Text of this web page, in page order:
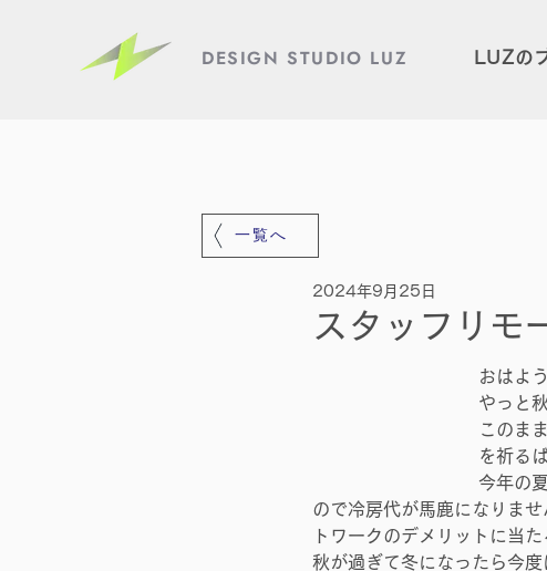
DESIGN STUDIO LUZ LUZの
一覧へ
スタッフリモ
2024年9月25日
おはよ
やっと
このま
を祈る
今年の
ので冷房代が馬鹿になりま
トワークのデメリットに当
秋が過ぎて冬になったら今